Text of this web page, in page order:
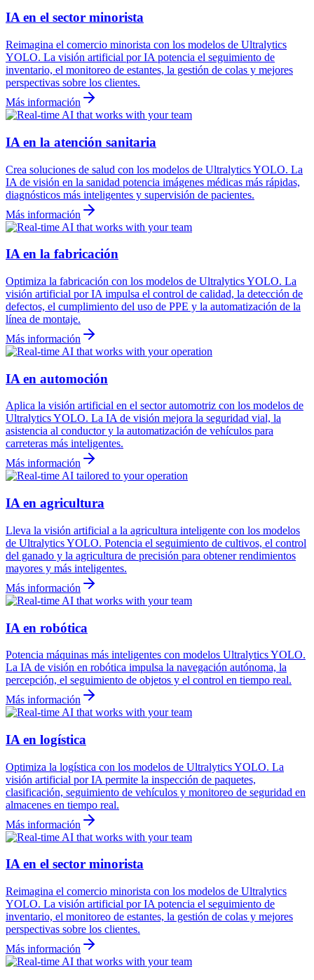
IA en el sector minorista
Reimagina el comercio minorista con los modelos de Ultralytics
YOLO. La visión artificial por IA potencia el seguimiento de
inventario, el monitoreo de estantes, la gestión de colas y mejores
perspectivas sobre los clientes.
Más información
IA en la atención sanitaria
Crea soluciones de salud con los modelos de Ultralytics YOLO. La
IA de visión en la sanidad potencia imágenes médicas más rápidas,
diagnósticos más inteligentes y supervisión de pacientes.
Más información
IA en la fabricación
Optimiza la fabricación con los modelos de Ultralytics YOLO. La
visión artificial por IA impulsa el control de calidad, la detección de
defectos, el cumplimiento del uso de PPE y la automatización de la
línea de montaje.
Más información
IA en automoción
Aplica la visión artificial en el sector automotriz con los modelos de
Ultralytics YOLO. La IA de visión mejora la seguridad vial, la
asistencia al conductor y la automatización de vehículos para
carreteras más inteligentes.
Más información
IA en agricultura
Lleva la visión artificial a la agricultura inteligente con los modelos
de Ultralytics YOLO. Potencia el seguimiento de cultivos, el control
del ganado y la agricultura de precisión para obtener rendimientos
mayores y más inteligentes.
Más información
IA en robótica
Potencia máquinas más inteligentes con modelos Ultralytics YOLO.
La IA de visión en robótica impulsa la navegación autónoma, la
percepción, el seguimiento de objetos y el control en tiempo real.
Más información
IA en logística
Optimiza la logística con los modelos de Ultralytics YOLO. La
visión artificial por IA permite la inspección de paquetes,
clasificación, seguimiento de vehículos y monitoreo de seguridad en
almacenes en tiempo real.
Más información
IA en el sector minorista
Reimagina el comercio minorista con los modelos de Ultralytics
YOLO. La visión artificial por IA potencia el seguimiento de
inventario, el monitoreo de estantes, la gestión de colas y mejores
perspectivas sobre los clientes.
Más información